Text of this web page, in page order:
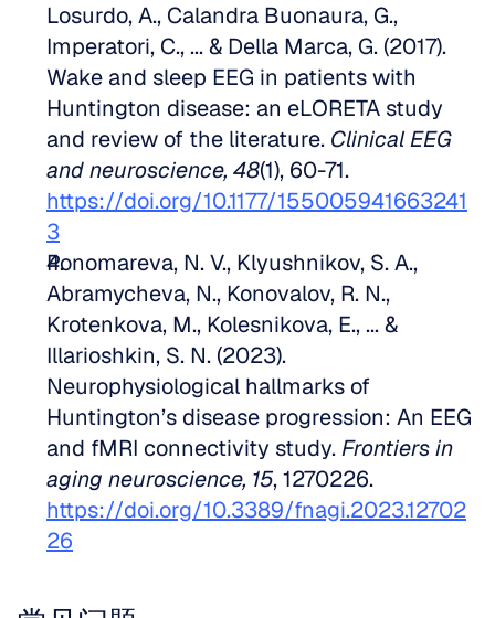
Losurdo, A., Calandra Buonaura, G.,
Imperatori, C., ... & Della Marca, G. (2017).
Wake and sleep EEG in patients with
Huntington disease: an eLORETA study
and review of the literature. Clinical EEG
and neuroscience, 48
https://doi.org/10.1177/155005941663241
3
Ponomareva, N. V., Klyushnikov, S. A.,
Abramycheva, N., Konovalov, R. N.,
Krotenkova, M., Kolesnikova, E., ... &
Illarioshkin, S. N. (2023).
Neurophysiological hallmarks of
Huntington’s disease progression: An EEG
and fMRI connectivity study. Frontiers in
aging neuroscience, 15
https://doi.org/10.3389/fnagi.2023.12702
26